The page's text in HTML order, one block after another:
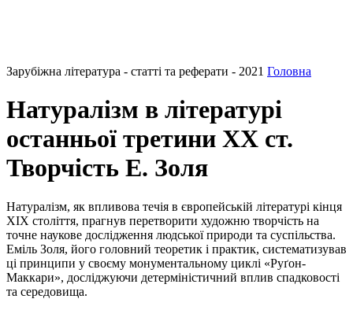
Зарубіжна література - статті та реферати - 2021 Головна
Натуралізм в літературі
останньої третини ХХ ст.
Творчість Е. Золя
Натуралізм, як впливова течія в європейській літературі кінця
XIX століття, прагнув перетворити художню творчість на
точне наукове дослідження людської природи та суспільства.
Еміль Золя, його головний теоретик і практик, систематизував
ці принципи у своєму монументальному циклі «Руґон-
Маккари», досліджуючи детерміністичний вплив спадковості
та середовища.